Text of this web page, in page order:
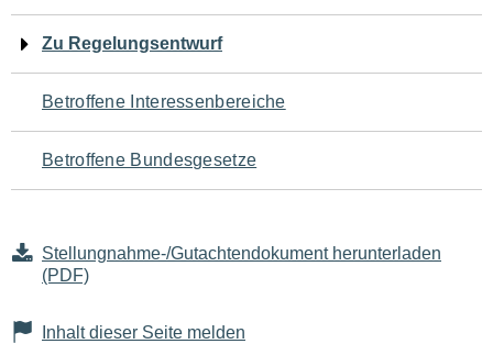
für
den
Seiteninhalt
Zu Regelungsentwurf
Betroffene Interessenbereiche
Betroffene Bundesgesetze
Stellungnahme-/Gutachtendokument herunterladen
(PDF)
Inhalt dieser Seite melden